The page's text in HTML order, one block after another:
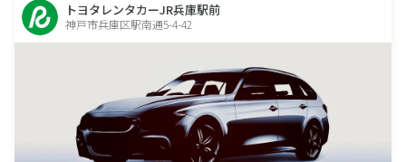
トヨタレンタカーJR兵庫駅前
神戸市兵庫区駅南通5-4-42